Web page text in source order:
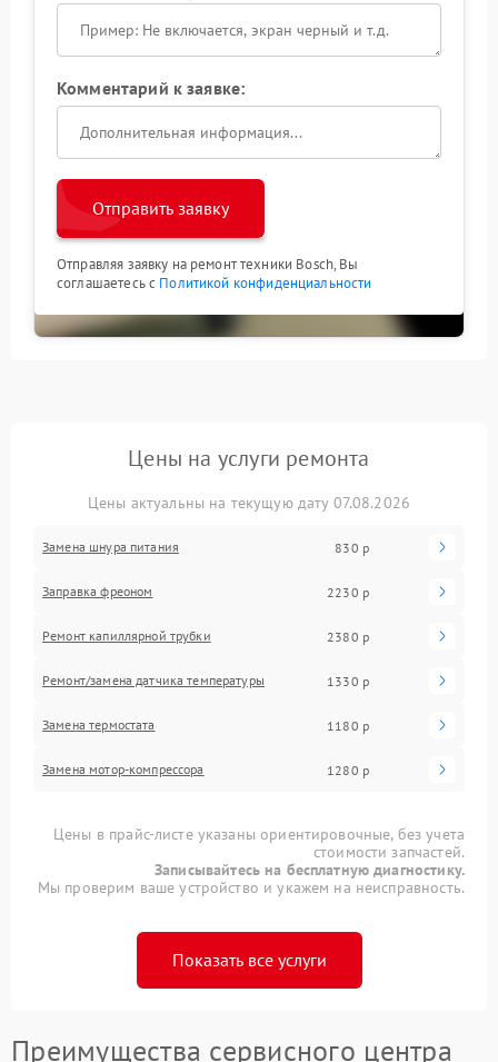
Комментарий к заявке:
Отправить заявку
Отправляя заявку на ремонт техники Bosch, Вы
соглашаетесь с Политикой конфиденциальности
Цены на услуги ремонта
Цены актуальны на текущую дату 07.08.2026
Замена шнура питания 830 р
Заправка фреоном 2230 р
Ремонт капиллярной трубки 2380 р
Ремонт/замена датчика температуры 1330 р
Замена термостата 1180 р
Замена мотор-компрессора 1280 р
Цены в прайс-листе указаны ориентировочные, без учета
стоимости запчастей.
Записывайтесь на бесплатную диагностику.
Мы проверим ваше устройство и укажем на неисправность.
Показать все услуги
Преимущества сервисного центра